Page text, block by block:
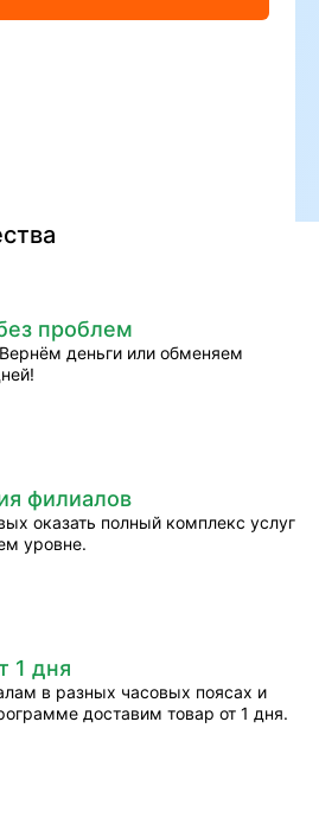
проблем
деньги или обменяем
филиалов
оказать полный комплекс услуг
уровне.
1 дня
в разных часовых поясах и
доставим товар от 1 дня.